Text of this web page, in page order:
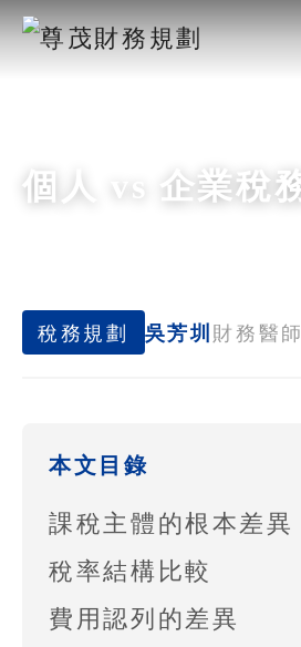
個人 vs 企業稅
稅務規劃 吳芳圳財務醫師
本文目錄
課稅主體的根本差異
稅率結構比較
費用認列的差異